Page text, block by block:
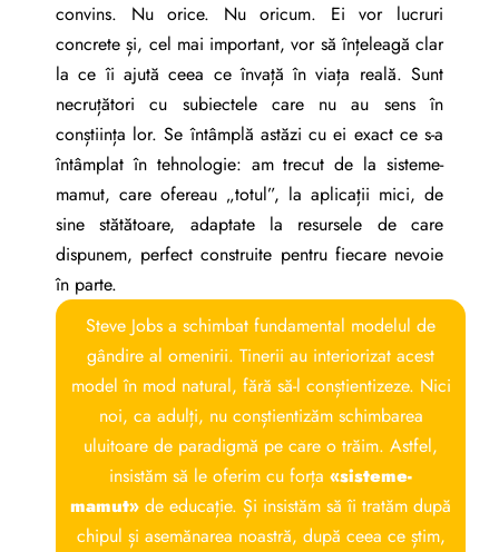
convins. Nu orice. Nu oricum. Ei vor lucruri
concrete și, cel mai important, vor să înțeleagă clar
la ce îi ajută ceea ce învață în viața reală. Sunt
necruțători cu subiectele care nu au sens în
conștiința lor. Se întâmplă astăzi cu ei exact ce s-a
întâmplat în tehnologie: am trecut de la sisteme-
mamut, care ofereau „totul”, la aplicații mici, de
sine stătătoare, adaptate la resursele de care
dispunem, perfect construite pentru fiecare nevoie
în parte.
Steve Jobs a schimbat fundamental modelul de
gândire al omenirii. Tinerii au interiorizat acest
model în mod natural, fără să-l conștientizeze. Nici
noi, ca adulți, nu conștientizăm schimbarea
uluitoare de paradigmă pe care o trăim. Astfel,
insistăm să le oferim cu forța «sisteme-
mamut» de educație. Și insistăm să îi tratăm după
chipul și asemănarea noastră, după ceea ce știm,